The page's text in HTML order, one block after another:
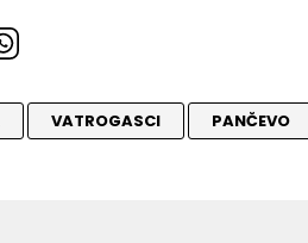
VATROGASCI PANČEVO